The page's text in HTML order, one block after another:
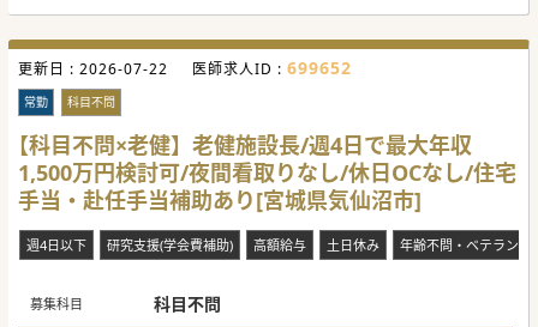
も積極的に連携を取っています。
■まだ訪問診療が行き届かない地方エリアではパイオニア的
な存在として、未経験の方も受入れ可能です。
【働きやすさ】
■診療時においては物品準備・運転・カルテ入力を診療アシ
スタント、バイタルチェックや処置の多くを看護師が行いま
す。
■新幹線通勤も可能。単身赴任の場合、借上住居貸与や帰省
費支給もあります。
■ICTを効果的に活用し、医師同士の専用チャットで日常の
困りごとを気軽に相談し合える風土があります。
#秋入職可
更新日 : 2026-07-22 医師求人ID : 699652
常勤 科目不問
【科目不問×老健】老健施設長/週4日で最大年収
1,500万円検討可/夜間看取りなし/休日OCなし/住宅
手当・赴任手当補助あり[宮城県気仙沼市]
週4日以下 研究支援(学会費補助) 高額給与 土日休み 年齢不問・ベテラン歓
募集科目 科目不問